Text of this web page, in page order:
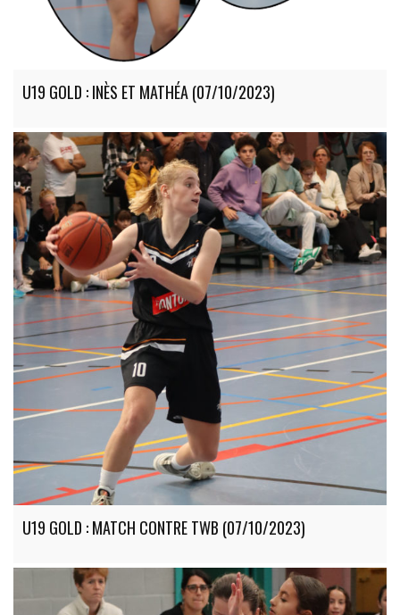
U19 GOLD : INÈS ET MATHÉA (07/10/2023)
U19 GOLD : MATCH CONTRE TWB (07/10/2023)